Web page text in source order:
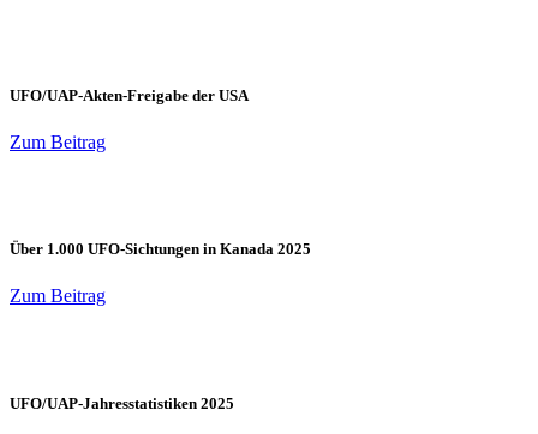
UFO/UAP-Akten-Freigabe der USA
Zum Beitrag
Über 1.000 UFO-Sichtungen in Kanada 2025
Zum Beitrag
UFO/UAP-Jahresstatistiken 2025